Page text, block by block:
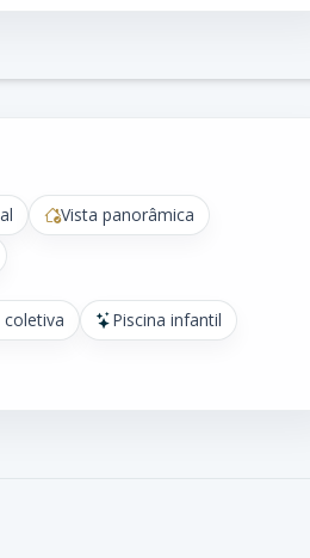
Vista panorâmica
coletiva
Piscina infantil